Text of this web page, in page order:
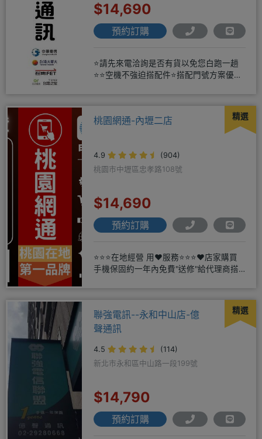
$14,690
預約訂購
⭐請先來電洽詢是否有貨以免您白跑一趟
⭐⭐空機不強迫搭配件⭐搭配門號方案優惠
精選
桃園網通-內壢二店
4.9
(904)
桃園市中壢區忠孝路108號
$14,690
預約訂購
⭐⭐⭐在地經營 用❤️服務⭐⭐⭐❤️店家購買
手機保固約一年內免費"送修"給代理商搭
精選
聯強電訊--永和中山店-億
聲通訊
4.5
(114)
新北市永和區中山路一段199號
$14,790
預約訂購